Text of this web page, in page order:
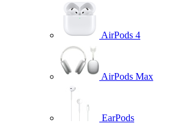
AirPods 4
AirPods Max
EarPods